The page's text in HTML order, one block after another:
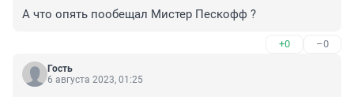
А что опять пообещал Мистер Пескофф ?
+0 –0
Гость
6 августа 2023, 01:25